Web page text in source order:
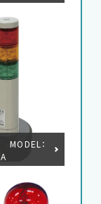
MODEL：